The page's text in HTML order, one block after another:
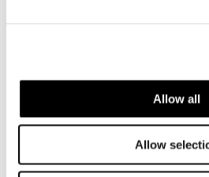
Allow all
Allow
degli ultimi sei anni, complice il caldo e
montagna (21%) e resistono viaggi
(30%).
L’auto rimane il mezzo dominante
2024, mentre l’aereo cala al 24%,
Anche le sistemazioni mostrano
restano al vertice (42%), ma calano,
che scelgono in misura significativa gli